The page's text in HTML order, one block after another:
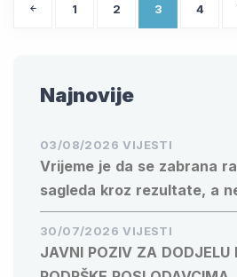
1 2 3 4
Najnovije
03/08/2026 VIJESTI
Vrijeme je da se zabrana
sagleda kroz rezultate, a
30/07/2026 VIJESTI
JAVNI POZIV ZA DODJELU